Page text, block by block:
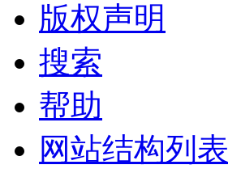
版权声明
搜索
帮助
网站结构列表